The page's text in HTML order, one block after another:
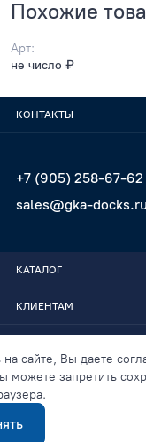
Похожие
Арт:
не число ₽
КОНТАКТЫ
+7 (905) 258-67-62
sales@gka-docks.ru
КАТАЛОГ
КЛИЕНТАМ
СВЯЗАТЬСЯ
на сайте, Вы даете
можете запретить